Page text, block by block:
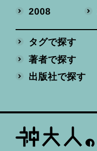
2008
タグで探す
著者で探す
出版社で探す